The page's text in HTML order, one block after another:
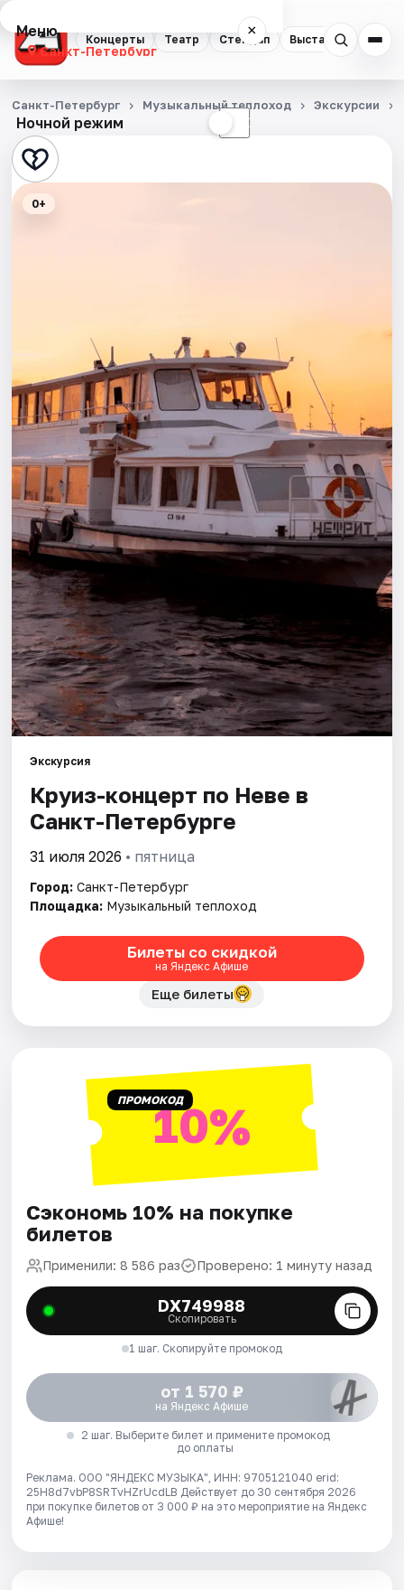
Концерты Театр Стендап Выставки
Меню ×
Санкт-Петербург
Концерты
Театр
Стендап
События
Города
Площадки
Артисты
Рейтинги
Ночной режим ☾
Санкт-Петербург Музыкальный теплоход Экскурсии
0+
Экскурсия
Круиз-концерт по Неве в
Санкт-Петербурге
31 июля 2026 • пятница
Город: Санкт-Петербург
Площадка: Музыкальный теплоход
Билеты со скидкой
на Яндекс Афише
Еще билеты
ПРОМОКОД10%
Сэкономь 10% на покупке
билетов
Применили: 8 586 раз Проверено: 1 минуту назад
DX749988
Скопировать
1 шаг. Скопируйте промокод
от 1 570 ₽
на Яндекс Афише
2 шаг. Выберите билет и примените промокод
до оплаты
Реклама. ООО "ЯНДЕКС МУЗЫКА", ИНН: 9705121040 erid:
25H8d7vbP8SRTvHZrUcdLB Действует до 30 сентября 2026
при покупке билетов от 3 000 ₽ на это мероприятие на Яндекс
Афише!